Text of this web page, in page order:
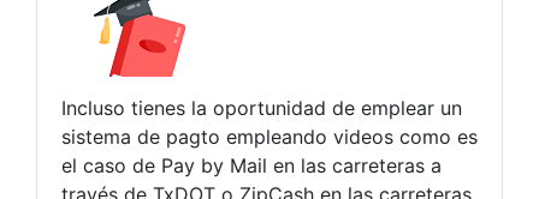
Incluso tienes la oportunidad de emplear un
sistema de pagto empleando videos como es
el caso de Pay by Mail en las carreteras a
través de TxDOT o ZipCash en las carreteras